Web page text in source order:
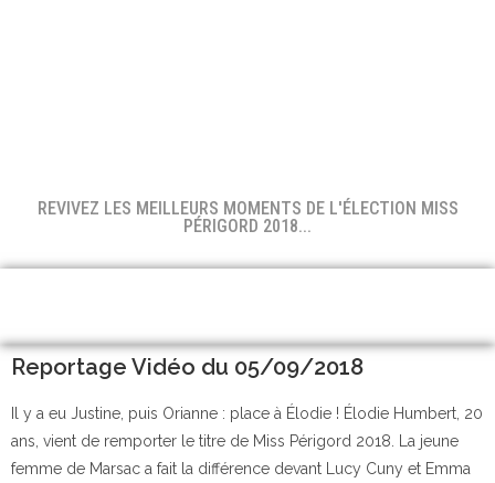
REVIVEZ LES MEILLEURS MOMENTS DE L'ÉLECTION MISS
PÉRIGORD 2018...
Reportage Vidéo du 05/09/2018
Il y a eu Justine, puis Orianne : place à Élodie ! Élodie Humbert, 20
ans, vient de remporter le titre de Miss Périgord 2018. La jeune
femme de Marsac a fait la différence devant Lucy Cuny et Emma